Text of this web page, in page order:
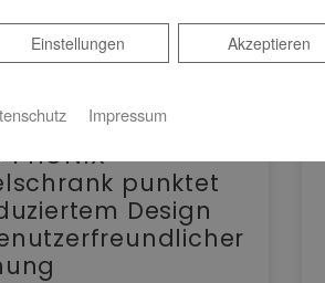
PHÖNIX –
punktet
Design
Akzeptieren
Einstellungen
Impressum